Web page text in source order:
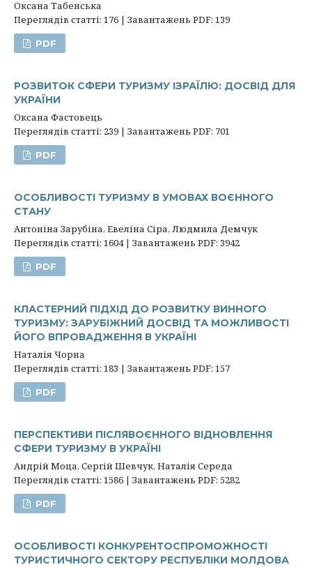
Оксана Табенська
Переглядів статті: 176 | Завантажень PDF: 139
PDF
РОЗВИТОК СФЕРИ ТУРИЗМУ ІЗРАЇЛЮ: ДОСВІД ДЛЯ
УКРАЇНИ
Оксана Фастовець
Переглядів статті: 239 | Завантажень PDF: 701
PDF
ОСОБЛИВОСТІ ТУРИЗМУ В УМОВАХ ВОЄННОГО
СТАНУ
Антоніна Зарубіна, Евеліна Сіра, Людмила Демчук
Переглядів статті: 1604 | Завантажень PDF: 3942
PDF
КЛАСТЕРНИЙ ПІДХІД ДО РОЗВИТКУ ВИННОГО
ТУРИЗМУ: ЗАРУБІЖНИЙ ДОСВІД ТА МОЖЛИВОСТІ
ЙОГО ВПРОВАДЖЕННЯ В УКРАЇНІ
Наталія Чорна
Переглядів статті: 183 | Завантажень PDF: 157
PDF
ПЕРСПЕКТИВИ ПІСЛЯВОЄННОГО ВІДНОВЛЕННЯ
СФЕРИ ТУРИЗМУ В УКРАЇНІ
Андрій Моца, Сергій Шевчук, Наталія Середа
Переглядів статті: 1586 | Завантажень PDF: 5282
PDF
ОСОБЛИВОСТІ КОНКУРЕНТОСПРОМОЖНОСТІ
ТУРИСТИЧНОГО СЕКТОРУ РЕСПУБЛІКИ МОЛДОВА